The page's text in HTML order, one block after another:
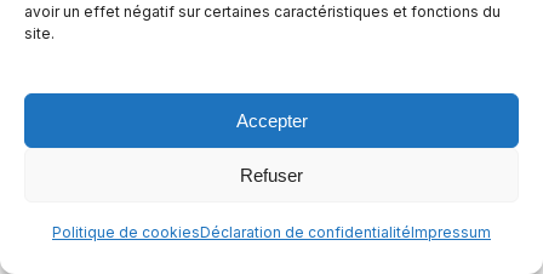
avoir un effet négatif sur certaines caractéristiques et fonctions du
site.
Accepter
Refuser
Politique de cookiesDéclaration de confidentialitéImpressum
Photo par Régis Moscardini
2023 : dépasser 100 000 € de chiffre